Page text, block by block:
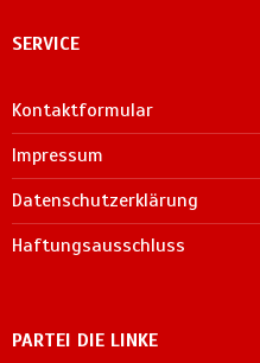
SERVICE
Kontaktformular
Impressum
Datenschutzerklärung
Haftungsausschluss
PARTEI DIE LINKE